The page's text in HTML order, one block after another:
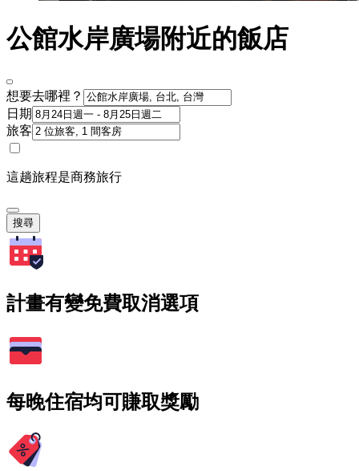
公館水岸廣場附近的飯店
想要去哪裡？
日期
旅客
這趟旅程是商務旅行
搜尋
計畫有變免費取消選項
每晚住宿均可賺取獎勵